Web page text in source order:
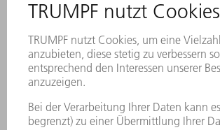
Warum Digitalisierung
die Produktion
schneller macht